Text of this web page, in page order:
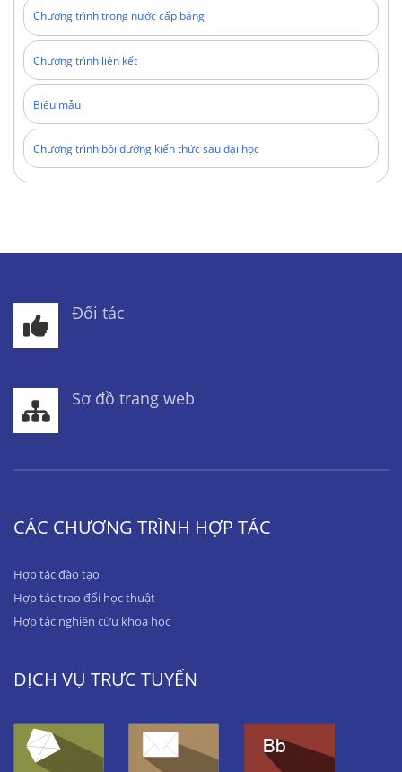
Chương trình trong nước cấp bằng
Chương trình liên kết
Biểu mẫu
Chương trình bồi dưỡng kiến thức sau đại học
Đối tác
Sơ đồ trang web
CÁC CHƯƠNG TRÌNH HỢP TÁC
Hợp tác đào tạo
Hợp tác trao đổi học thuật
Hợp tác nghiên cứu khoa học
DỊCH VỤ TRỰC TUYẾN